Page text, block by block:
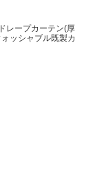
ドレープカーテン(厚
ッシャブル既製カ